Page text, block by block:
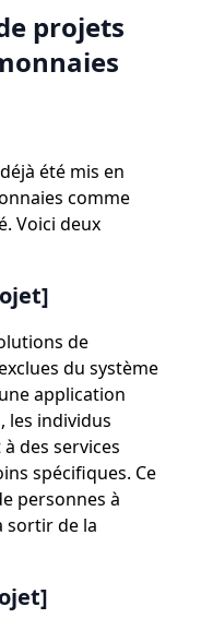
projets
été mis en
comme
Voici deux
de
du système
application
les individus
des services
spécifiques. Ce
personnes à
sortir de la